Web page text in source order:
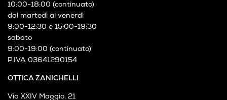
Orari d'apertura:
lunedì
10:00-18:00 (continuato)
dal martedì al venerdì
9:00-12:30 e 15:00-19:30
sabato
P.IVA 03641290154